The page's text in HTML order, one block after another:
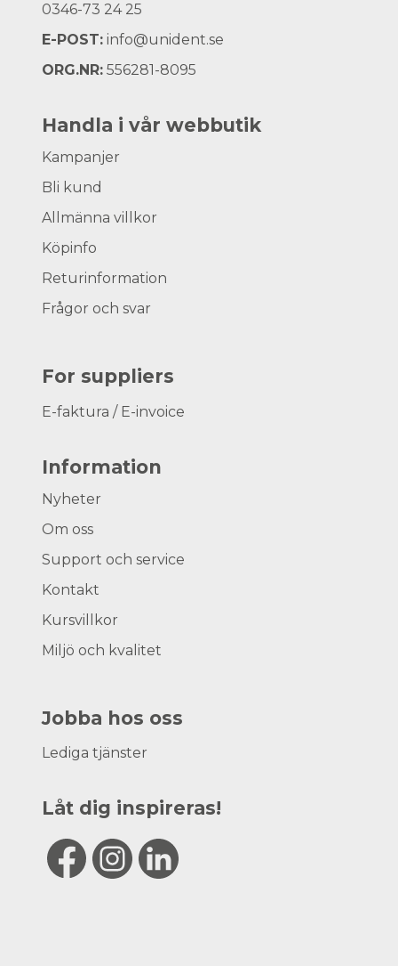
0346-73 24 25
E-POST: info@unident.se
ORG.NR: 556281-8095
Handla i vår webbutik
Kampanjer
Bli kund
Allmänna villkor
Köpinfo
Returinformation
Frågor och svar
For suppliers
E-faktura / E-invoice
Information
Nyheter
Om oss
Support och service
Kontakt
Kursvillkor
Miljö och kvalitet
Jobba hos oss
Lediga tjänster
Låt dig inspireras!